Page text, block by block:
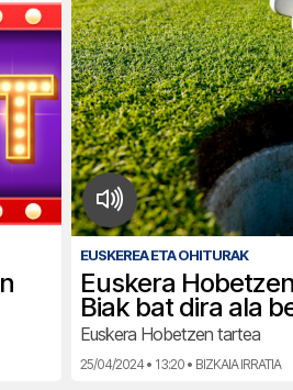
EUSKEREA ETA OHITURAK
Euskera
Biak bat dira ala
Euskera Hobetzen tartea
25/04/2024 • 13:20 • BIZKAIA IRRATIA